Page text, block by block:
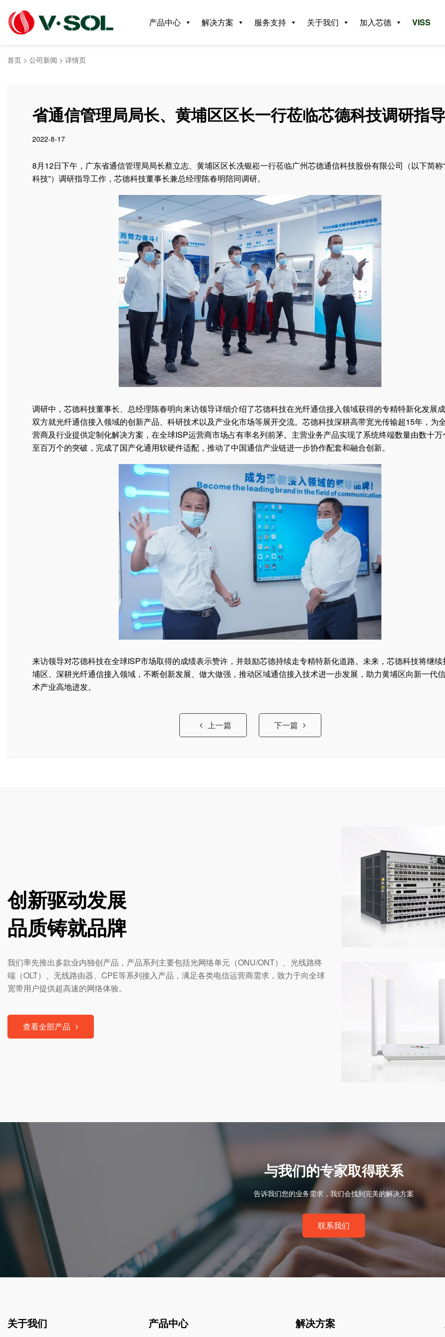
产品中心 解决方案 服务支持 关于我们 加入芯德 VISS
首页 > 公司新闻 > 详情页
省通信管理局局长、黄埔区区长一行莅临芯德科技调研指导
2022-8-17
8月12日下午，广东省通信管理局局长蔡立志、黄埔区区长冼银崧一行莅临广州芯德通信科技股份有限公司（以下简称
科技”）调研指导工作，芯德科技董事长兼总经理陈春明陪同调研。
调研中，芯德科技董事长、总经理陈春明向来访领导详细介绍了芯德科技在光纤通信接入领域获得的专精特新化发展
双方就光纤通信接入领域的创新产品、科研技术以及产业化市场等展开交流。芯德科技深耕高带宽光传输超15年，为
营商及行业提供定制化解决方案，在全球ISP运营商市场占有率名列前茅。主营业务产品实现了系统终端数量由数十万
至百万个的突破，完成了国产化通用软硬件适配，推动了中国通信产业链进一步协作配套和融合创新。
来访领导对芯德科技在全球ISP市场取得的成绩表示赞许，并鼓励芯德持续走专精特新化道路。未来，芯德科技将继续
埔区、深耕光纤通信接入领域，不断创新发展、做大做强，推动区域通信接入技术进一步发展，助力黄埔区向新一代
术产业高地进发。
上一篇 下一篇
创新驱动发展
品质铸就品牌
我们率先推出多款业内独创产品，产品系列主要包括光网络单元（ONU/ONT）、光线路终
端（OLT）、无线路由器、CPE等系列接入产品，满足各类电信运营商需求，致力于向全球
宽带用户提供超高速的网络体验。
查看全部产品
与我们的专家取得联系
告诉我们您的业务需求，我们会找到完美的解决方案
联系我们
关于我们 产品中心 解决方案